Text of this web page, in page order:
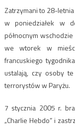
Zatrzymani to 28-
w poniedziałek w
północnym wschodzie
we wtorek w
francuskiego
ustalają, czy osoby
terrorystów w Paryżu.
7 stycznia 2005 r.
„Charlie Hebdo” i